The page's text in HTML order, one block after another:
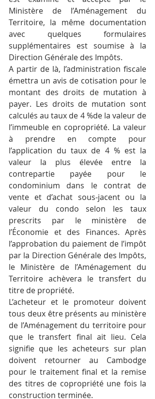
Ministère de l’Aménagement du
Territoire, la même documentation
avec quelques formulaires
supplémentaires est soumise à la
Direction Générale des Impôts.
A partir de là, l’administration fiscale
émettra un avis de cotisation pour le
montant des droits de mutation à
payer. Les droits de mutation sont
calculés au taux de 4 %de la valeur de
l’immeuble en copropriété. La valeur
à prendre en compte pour
l’application du taux de 4 % est la
valeur la plus élevée entre la
contrepartie payée pour le
condominium dans le contrat de
vente et d’achat sous-jacent ou la
valeur du condo selon les taux
prescrits par le ministère de
l’Économie et des Finances. Après
l’approbation du paiement de l’impôt
par la Direction Générale des Impôts,
le Ministère de l’Aménagement du
Territoire achèvera le transfert du
titre de propriété.
L’acheteur et le promoteur doivent
tous deux être présents au ministère
de l’Aménagement du territoire pour
que le transfert final ait lieu. Cela
signifie que les acheteurs sur plan
doivent retourner au Cambodge
pour le traitement final et la remise
des titres de copropriété une fois la
construction terminée.